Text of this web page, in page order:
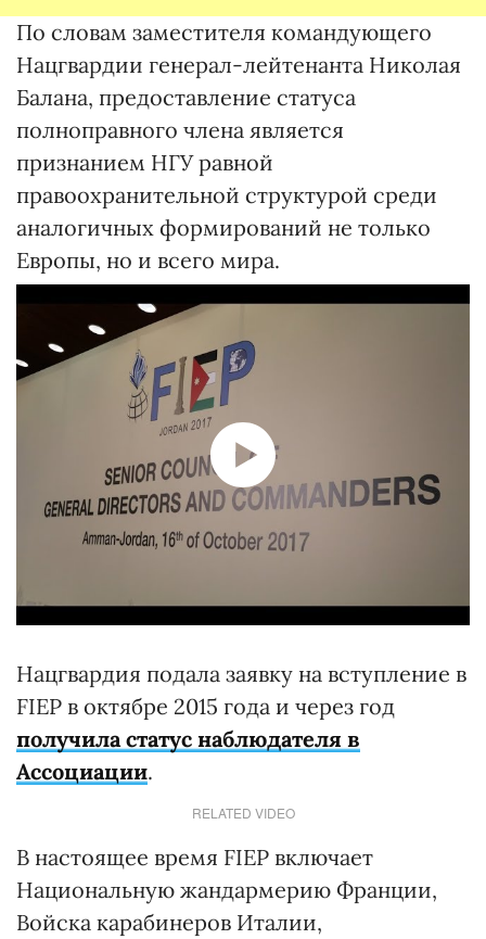
По словам заместителя командующего
Нацгвардии генерал-лейтенанта Николая
Балана, предоставление статуса
полноправного члена является
признанием НГУ равной
правоохранительной структурой среди
аналогичных формирований не только
Европы, но и всего мира.
Нацгвардия подала заявку на вступление в
FIEP в октябре 2015 года и через год
получила статус наблюдателя в
Ассоциации.
RELATED VIDEO
В настоящее время FIEP включает
Национальную жандармерию Франции,
Войска карабинеров Италии,